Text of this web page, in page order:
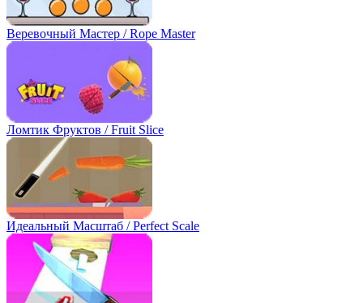
Веревочный Мастер / Rope Master
Ломтик Фруктов / Fruit Slice
Идеальный Масштаб / Perfect Scale